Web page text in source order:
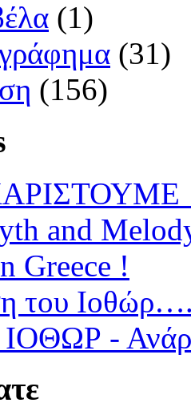
(1)
(31)
(156)
and
Greece !
του
-